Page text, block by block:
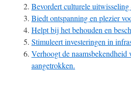
Bevordert culturele uitwisseling
Biedt ontspanning en plezier
Helpt bij het behouden en
Stimuleert investeringen in
Verhoogt de naamsbekendheid
aangetrokken.